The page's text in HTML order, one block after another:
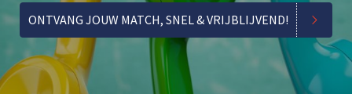
ONTVANG JOUW MATCH, SNEL & VRIJBLIJVEND!